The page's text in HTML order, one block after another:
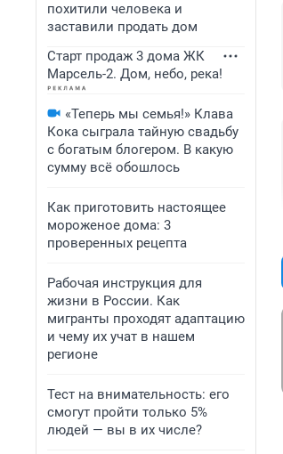
похитили человека и
заставили продать дом
Старт продаж 3 дома ЖК
Марсель-2. Дом, небо, река!
«Теперь мы семья!» Клава
Кока сыграла тайную свадьбу
с богатым блогером. В какую
сумму всё обошлось
Как приготовить настоящее
мороженое дома: 3
проверенных рецепта
Рабочая инструкция для
жизни в России. Как
мигранты проходят адаптацию
и чему их учат в нашем
регионе
Тест на внимательность: его
смогут пройти только 5%
людей — вы в их числе?